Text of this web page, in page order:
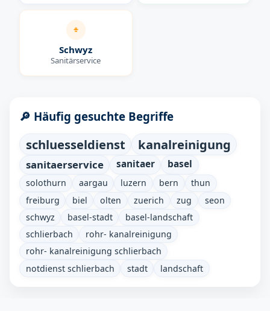
Schwyz
Sanitärservice
🔎 Häufig gesuchte Begriffe
schluesseldienst kanalreinigung
sanitaerservice sanitaer basel
solothurn aargau luzern bern
thun
freiburg
biel olten zuerich zug
seon
schwyz
basel-stadt
basel-landschaft
schlierbach
rohr- kanalreinigung
rohr- kanalreinigung schlierbach
notdienst schlierbach
stadt landschaft